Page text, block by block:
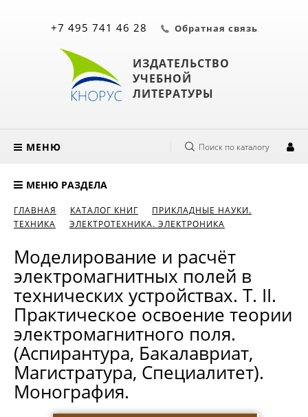
ИЗДАТЕЛЬСТВО
УЧЕБНОЙ
ЛИТЕРАТУРЫ
+7 495 741 46 28 Обратная связь
МЕНЮ Поиск по каталогу
МЕНЮ РАЗДЕЛА
ГЛАВНАЯ КАТАЛОГ КНИГ
ПРИКЛАДНЫЕ НАУКИ.
ТЕХНИКА
ЭЛЕКТРОТЕХНИКА. ЭЛЕКТРОНИКА
Моделирование и расчёт
электромагнитных полей в
технических устройствах. Т. II.
Практическое освоение теории
электромагнитного поля.
(Аспирантура, Бакалавриат,
Магистратура, Специалитет).
Монография.